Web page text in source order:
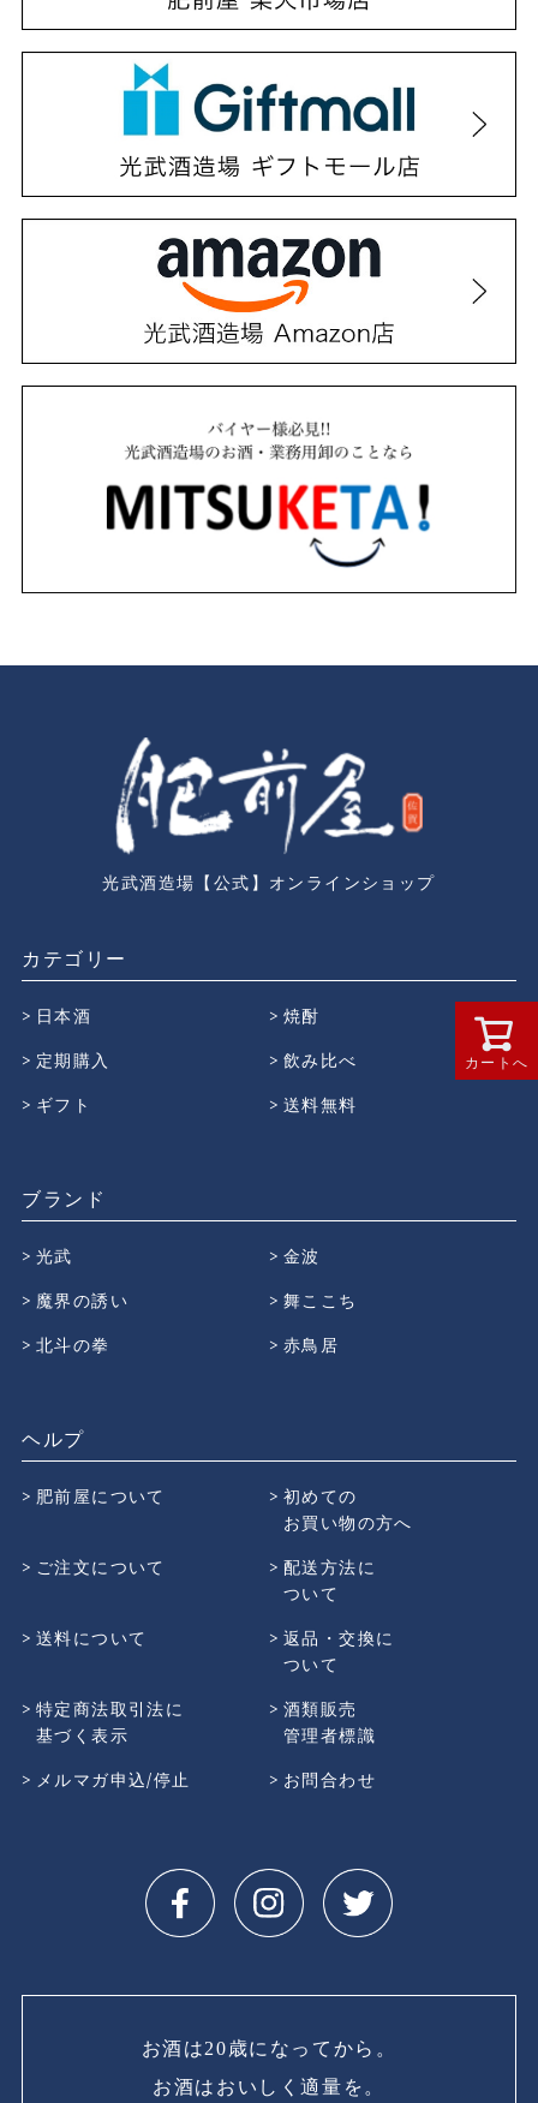
カートへ
光武酒造場【公式】オンラインショップ
カテゴリー
日本酒
焼酎
定期購入
飲み比べ
ギフト
送料無料
ブランド
光武
金波
魔界の誘い
舞ここち
北斗の拳
赤鳥居
ヘルプ
肥前屋について
初めての
お買い物の方へ
ご注文について
配送方法に
ついて
送料について
返品・交換に
ついて
特定商法取引法に
基づく表示
酒類販売
管理者標識
メルマガ申込/停止
お問合わせ
お酒は20歳になってから。
お酒はおいしく適量を。